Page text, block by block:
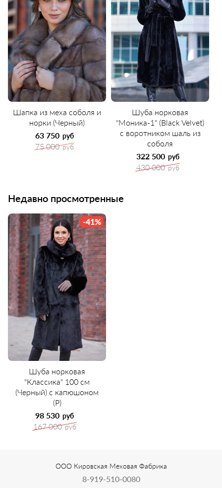
Шапка из меха соболя и
норки (Черный)
63 750 руб
75 000 руб
Шуба норковая
"Моника-1" (Black Velvet)
с воротником шаль из
соболя
322 500 руб
430 000 руб
Недавно просмотренные
Шуба норковая
"Классика" 100 см
(Черный) с капюшоном
(Р)
98 530 руб
167 000 руб
-41%
ООО Кировская Меховая Фабрика
8-919-510-0080